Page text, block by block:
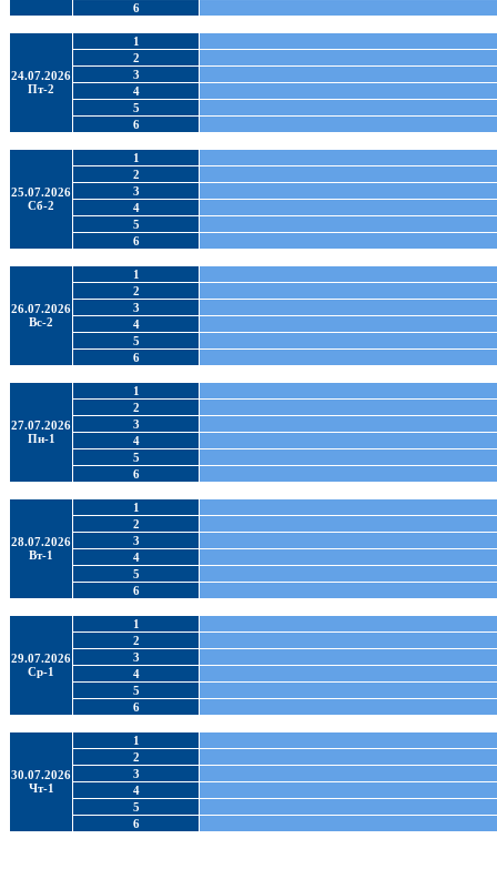
6
24.07.2026
Пт-2
1
2
3
4
5
6
25.07.2026
Сб-2
1
2
3
4
5
6
26.07.2026
Вс-2
1
2
3
4
5
6
27.07.2026
Пн-1
1
2
3
4
5
6
28.07.2026
Вт-1
1
2
3
4
5
6
29.07.2026
Ср-1
1
2
3
4
5
6
30.07.2026
Чт-1
1
2
3
4
5
6